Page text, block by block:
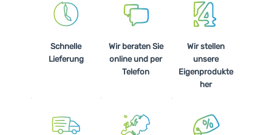
Schnelle
Lieferung
Wir beraten Sie
online und per
Telefon
Wir stellen
unsere
Eigenprodukte
her